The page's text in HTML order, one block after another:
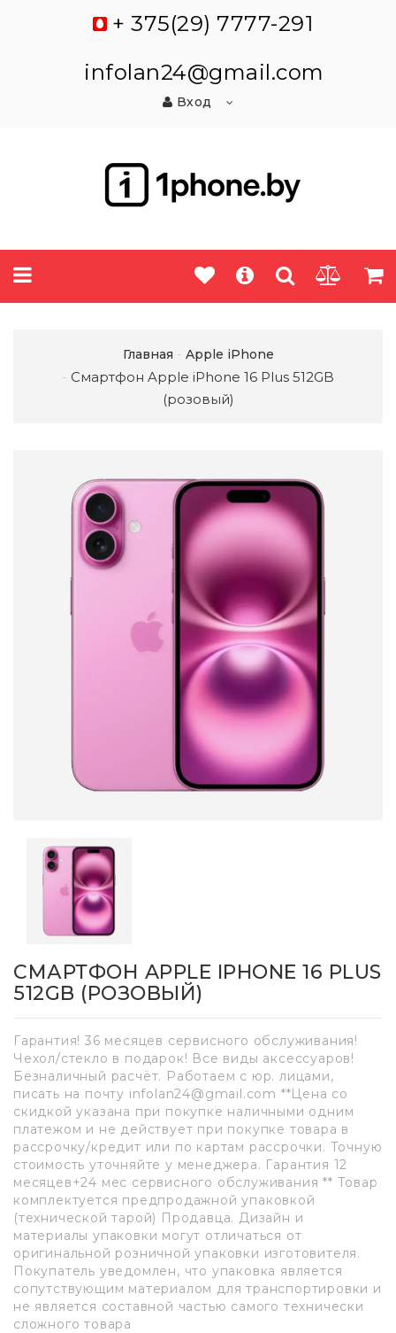
+ 375(29) 7777-291
infolan24@gmail.com
Вход
Главная Apple iPhone
Смартфон Apple iPhone 16 Plus 512GB
(розовый)
СМАРТФОН APPLE IPHONE 16 PLUS
512GB (РОЗОВЫЙ)
Гарантия! 36 месяцев сервисного обслуживания!
Чехол/стекло в подарок! Все виды аксессуаров!
Безналичный расчёт. Работаем с юр. лицами,
писать на почту infolan24@gmail.com **Цена со
скидкой указана при покупке наличными одним
платежом и не действует при покупке товара в
рассрочку/кредит или по картам рассрочки. Точную
стоимость уточняйте у менеджера. Гарантия 12
месяцев+24 мес сервисного обслуживания ** Товар
комплектуется предпродажной упаковкой
(технической тарой) Продавца. Дизайн и
материалы упаковки могут отличаться от
оригинальной розничной упаковки изготовителя.
Покупатель уведомлен, что упаковка является
сопутствующим материалом для транспортировки и
не является составной частью самого технически
сложного товара